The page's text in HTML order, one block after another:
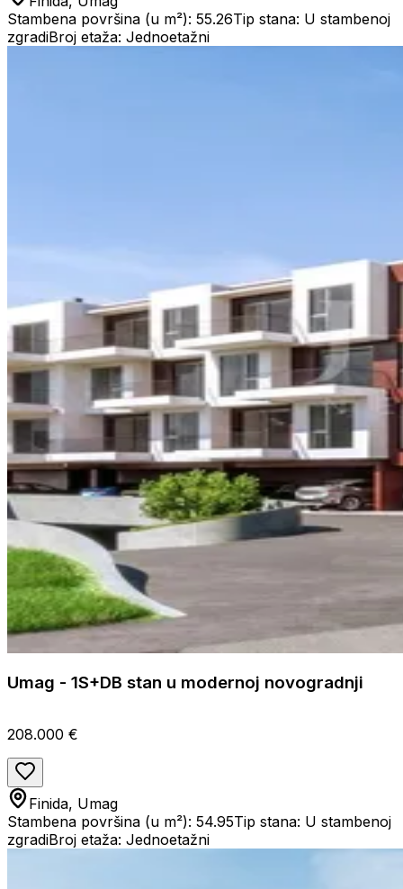
Stambena površina (u m²): 55.26Tip stana: U stambenoj
zgradiBroj etaža: Jednoetažni
Umag - 1S+DB stan u modernoj novogradnji
208.000 €
Finida, Umag
Stambena površina (u m²): 54.95Tip stana: U stambenoj
zgradiBroj etaža: Jednoetažni